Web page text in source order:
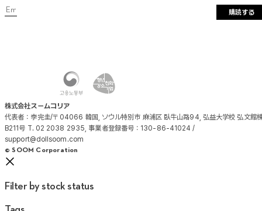
購読する
株式会社スームコリア
代表者：李完圭/〒04066 韓国, ソウル特別市 麻浦区 臥牛山路94, 弘益大学校 弘文館
B211号 T. 02 2038 2935, 事業者登録番号：130-86-41024 /
support@dollsoom.com
© SOOM Corporation
Filter by stock status